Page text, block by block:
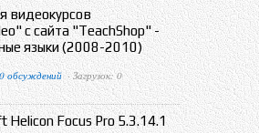
видеокурсов
с сайта "TeachShop" -
языки (2008-2010)
0 обсуждений · Загрузок: 0
Helicon Focus Pro 5.3.14.1